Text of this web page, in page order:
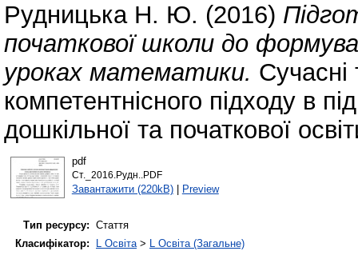
Рудницька Н. Ю. (2016)
початкової школи до
уроках математики. Сучасні
компетентнісного підходу в
дошкільної та початкової
pdf
Ст._2016.Рудн..PDF
Завантажити (220kB)| Preview
Тип ресурсу: Стаття
Класифікатор:
L Освіта> L Освіта (Загальне)